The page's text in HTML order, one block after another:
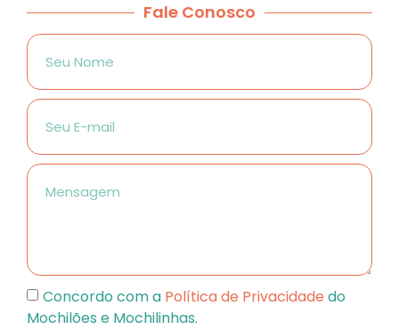
Fale Conosco
Concordo com a Política de Privacidade do
Mochilões e Mochilinhas.